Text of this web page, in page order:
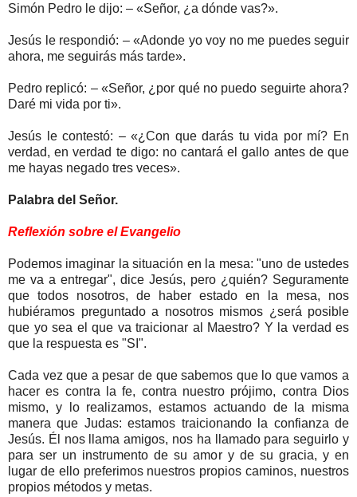
Simón Pedro le dijo: – «Señor, ¿a dónde vas?».
Jesús le respondió: – «Adonde yo voy no me puedes seguir
ahora, me seguirás más tarde».
Pedro replicó: – «Señor, ¿por qué no puedo seguirte ahora?
Daré mi vida por ti».
Jesús le contestó: – «¿Con que darás tu vida por mí? En
verdad, en verdad te digo: no cantará el gallo antes de que
me hayas negado tres veces».
Palabra del Señor.
Reflexión sobre el Evangelio
Podemos imaginar la situación en la mesa: "uno de ustedes
me va a entregar", dice Jesús, pero ¿quién? Seguramente
que todos nosotros, de haber estado en la mesa, nos
hubiéramos preguntado a nosotros mismos ¿será posible
que yo sea el que va traicionar al Maestro? Y la verdad es
que la respuesta es "SI".
Cada vez que a pesar de que sabemos que lo que vamos a
hacer es contra la fe, contra nuestro prójimo, contra Dios
mismo, y lo realizamos, estamos actuando de la misma
manera que Judas: estamos traicionando la confianza de
Jesús. Él nos llama amigos, nos ha llamado para seguirlo y
para ser un instrumento de su amor y de su gracia, y en
lugar de ello preferimos nuestros propios caminos, nuestros
propios métodos y metas.